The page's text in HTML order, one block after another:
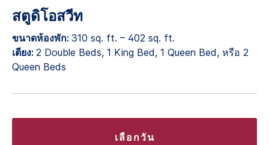
สตูดิโอสวีท
ขนาดห้องพัก: 310 sq. ft. – 402 sq. ft.
เตียง: 2 Double Beds, 1 King Bed, 1 Queen Bed, หรือ 2
Queen Beds
เลือกวัน